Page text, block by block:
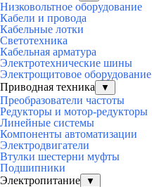
Низковольтное оборудование
Кабели и провода
Кабельные лотки
Светотехника
Кабельная арматура
Электротехнические шины
Электрощитовое оборудование
Приводная техника
▼
Преобразователи частоты
Редукторы и мотор-редукторы
Линейные системы
Компоненты автоматизации
Электродвигатели
Втулки шестерни муфты
Подшипники
Электропитание
▼